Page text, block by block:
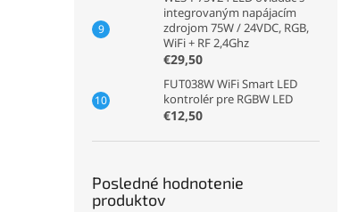
integrovaným napájacím
zdrojom 75W / 24VDC, RGB,
WiFi + RF 2,4Ghz
€29,50
FUT038W WiFi Smart LED
kontrolér pre RGBW LED
€12,50
Posledné hodnotenie
produktov